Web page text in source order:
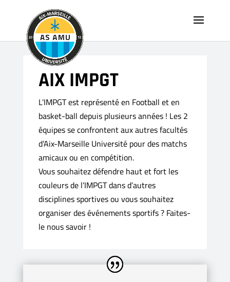
AIX IMPGT
L’IMPGT est représenté en Football et en
basket-ball depuis plusieurs années ! Les 2
équipes se confrontent aux autres facultés
d’Aix-Marseille Université pour des matchs
amicaux ou en compétition.
Vous souhaitez défendre haut et fort les
couleurs de l’IMPGT dans d’autres
disciplines sportives ou vous souhaitez
organiser des événements sportifs ? Faites-
le nous savoir !